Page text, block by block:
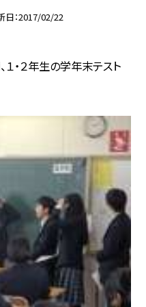
日 2017/02/22
１・２年生の学年末テスト